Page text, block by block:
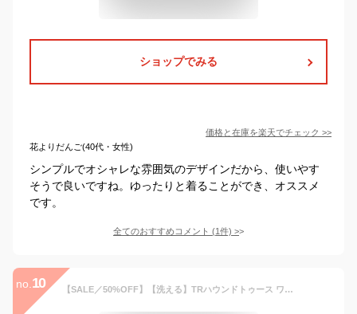
ショップでみる
価格と在庫を楽天でチェック >>
花よりだんご(40代・女性)
シンプルでオシャレな雰囲気のデザインだから、使いやす
そうで良いですね。ゆったりと着ることができ、オススメ
です。
全てのおすすめコメント (1件) >
no. 10 【SALE／50%OFF】【洗える】TRハウンドトゥース ワンピース 23区 S ニジュウサンク ワンピース・ドレス ワンピース ネイビー ブラック【RBA_E】【送料無料】[Rakuten Fashion]